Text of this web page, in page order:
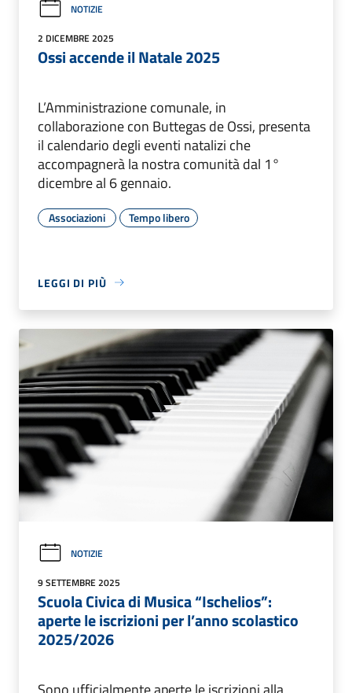
NOTIZIE
2 DICEMBRE 2025
Ossi accende il Natale 2025
L’Amministrazione comunale, in
collaborazione con Buttegas de Ossi, presenta
il calendario degli eventi natalizi che
accompagnerà la nostra comunità dal 1°
dicembre al 6 gennaio.
Associazioni Tempo libero
LEGGI DI PIÙ
NOTIZIE
9 SETTEMBRE 2025
Scuola Civica di Musica “Ischelios”:
aperte le iscrizioni per l’anno scolastico
2025/2026